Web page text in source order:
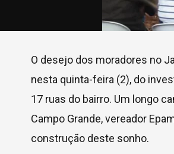
O desejo dos moradores no
nesta quinta-feira (2), do
17 ruas do bairro. Um longo
Campo Grande, vereador
construção deste sonho.